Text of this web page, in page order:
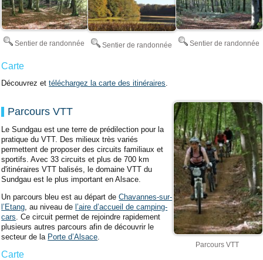
Sentier de randonnée Sentier de randonnée Sentier de randonnée
Carte
Découvrez ettéléchargez la carte des itinéraires.
Parcours VTT
Le Sundgau est une terre de prédilection pour la
pratique du VTT. Des milieux très variés
permettent de proposer des circuits familiaux et
sportifs. Avec 33 circuits et plus de 700 km
d'itinéraires VTT balisés, le domaine VTT du
Sundgau est le plus important en Alsace.
Un parcours bleu est au départ deChavannes-sur-
l’Etang , au niveau de l’aire d’accueil de camping-
cars . Ce circuit permet de rejoindre rapidement
plusieurs autres parcours afin de découvrir le
secteur de la Porte d’Alsace
Carte
Parcours VTT